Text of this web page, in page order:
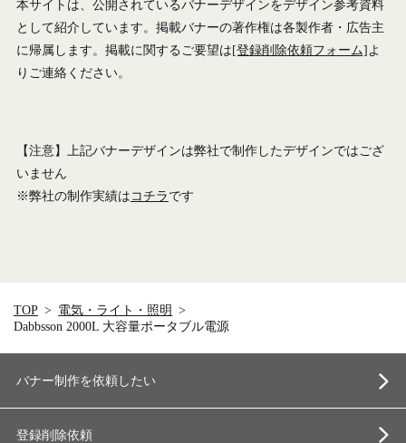
本サイトは、公開されているバナーデザインをデザイン参考資料
として紹介しています。掲載バナーの著作権は各製作者・広告主
に帰属します。掲載に関するご要望は[登録削除依頼フォーム]よ
りご連絡ください。
【注意】上記バナーデザインは弊社で制作したデザインではござ
いません
※弊社の制作実績はコチラです
TOP
電気・ライト・照明
Dabbsson 2000L 大容量ポータブル電源
バナー制作を依頼したい
登録削除依頼